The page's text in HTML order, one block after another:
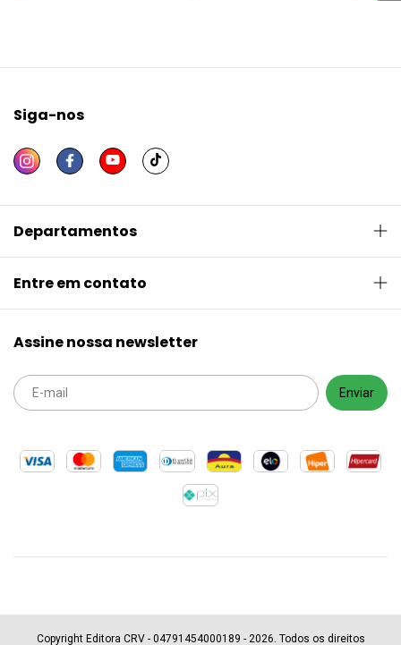
Siga-nos
Departamentos
Entre em contato
Assine nossa newsletter
Copyright Editora CRV - 04791454000189 - 2026. Todos os direitos